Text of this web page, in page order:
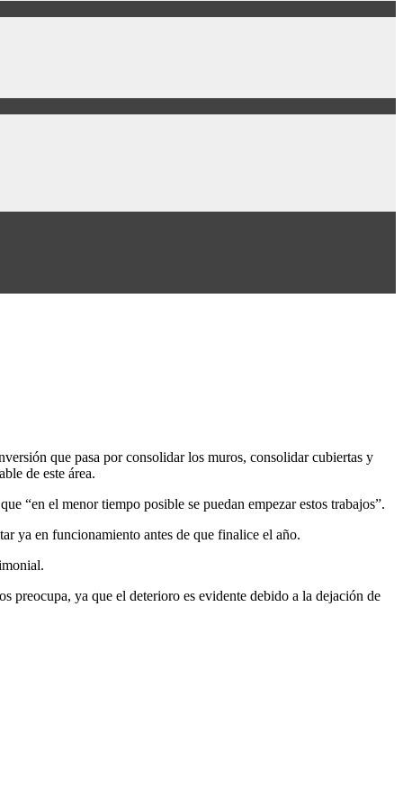
que pasa por consolidar los muros, consolidar cubiertas y
de este área.
“en el menor tiempo posible se puedan empezar estos trabajos”.
ya en funcionamiento antes de que finalice el año.
preocupa, ya que el deterioro es evidente debido a la dejación de